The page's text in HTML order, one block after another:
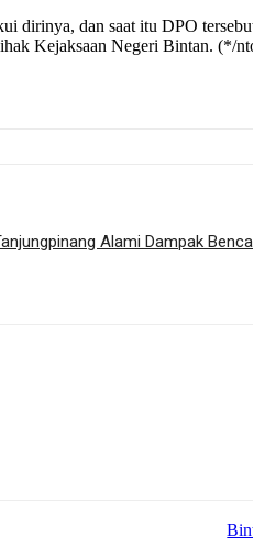
dirinya, dan saat itu DPO
Kejaksaan Negeri Bintan. (*/
Alami Dampak